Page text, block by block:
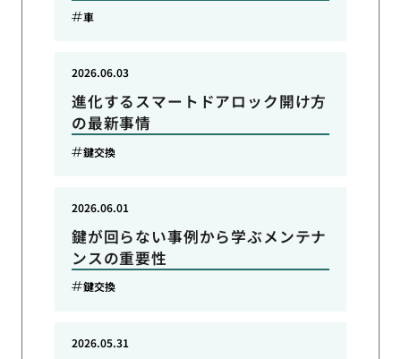
車
進化するスマートドアロック開け方
の最新事情
2026.06.03
鍵交換
鍵が回らない事例から学ぶメンテナ
ンスの重要性
2026.06.01
鍵交換
2026.05.31